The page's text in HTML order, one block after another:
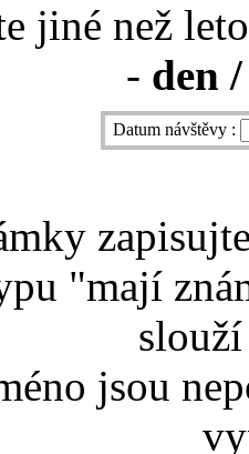
jiné než
- den
Datum návštěvy :
"mají
jsou